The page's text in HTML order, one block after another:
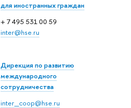
для иностранных граждан
+ 7 495 531 00 59
inter@hse.ru
Дирекция по развитию
международного
сотрудничества
inter_coop@hse.ru